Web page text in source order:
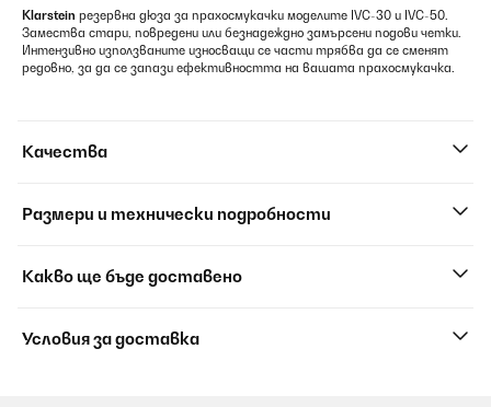
Klarstein резервна дюза за прахосмукачки моделите IVC-30 и IVC-50.
Замества стари, повредени или безнадеждно замърсени подови четки.
Интензивно използваните износващи се части трябва да се сменят
редовно, за да се запази ефективността на вашата прахосмукачка.
Качества
Размери и технически подробности
Какво ще бъде доставено
Условия за доставка